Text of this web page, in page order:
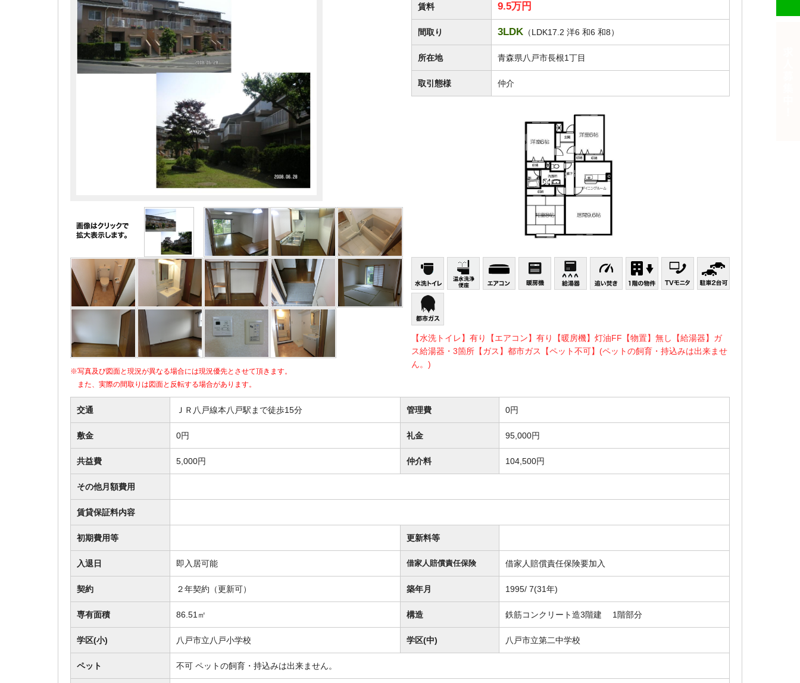
※写真及び図面と現況が異なる場合には現況優先とさせて頂きます。
また、実際の間取りは図面と反転する場合があります。
賃料 9.5万円
間取り 3LDK （LDK17.2 洋6 和6 和8）
所在地 青森県八戸市長根1丁目
取引態様 仲介
【水洗トイレ】有り【エアコン】有り【暖房機】灯油FF【物置】無し【給湯器】ガ
ス給湯器・3箇所【ガス】都市ガス【ペット不可】(ペットの飼育・持込みは出来ませ
ん。)
交通 ＪＲ八戸線本八戸駅まで徒歩15分 管理費 0円
敷金 0円 礼金 95,000円
共益費 5,000円 仲介料 104,500円
その他月額費用
賃貸保証料内容
初期費用等 更新料等
入退日 即入居可能 借家人賠償責任保険 借家人賠償責任保険要加入
契約 ２年契約（更新可） 築年月 1995/ 7(31年)
専有面積 86.51㎡ 構造 鉄筋コンクリート造3階建 1階部分
学区(小) 八戸市立八戸小学校 学区(中) 八戸市立第二中学校
ペット 不可 ペットの飼育・持込みは出来ません。